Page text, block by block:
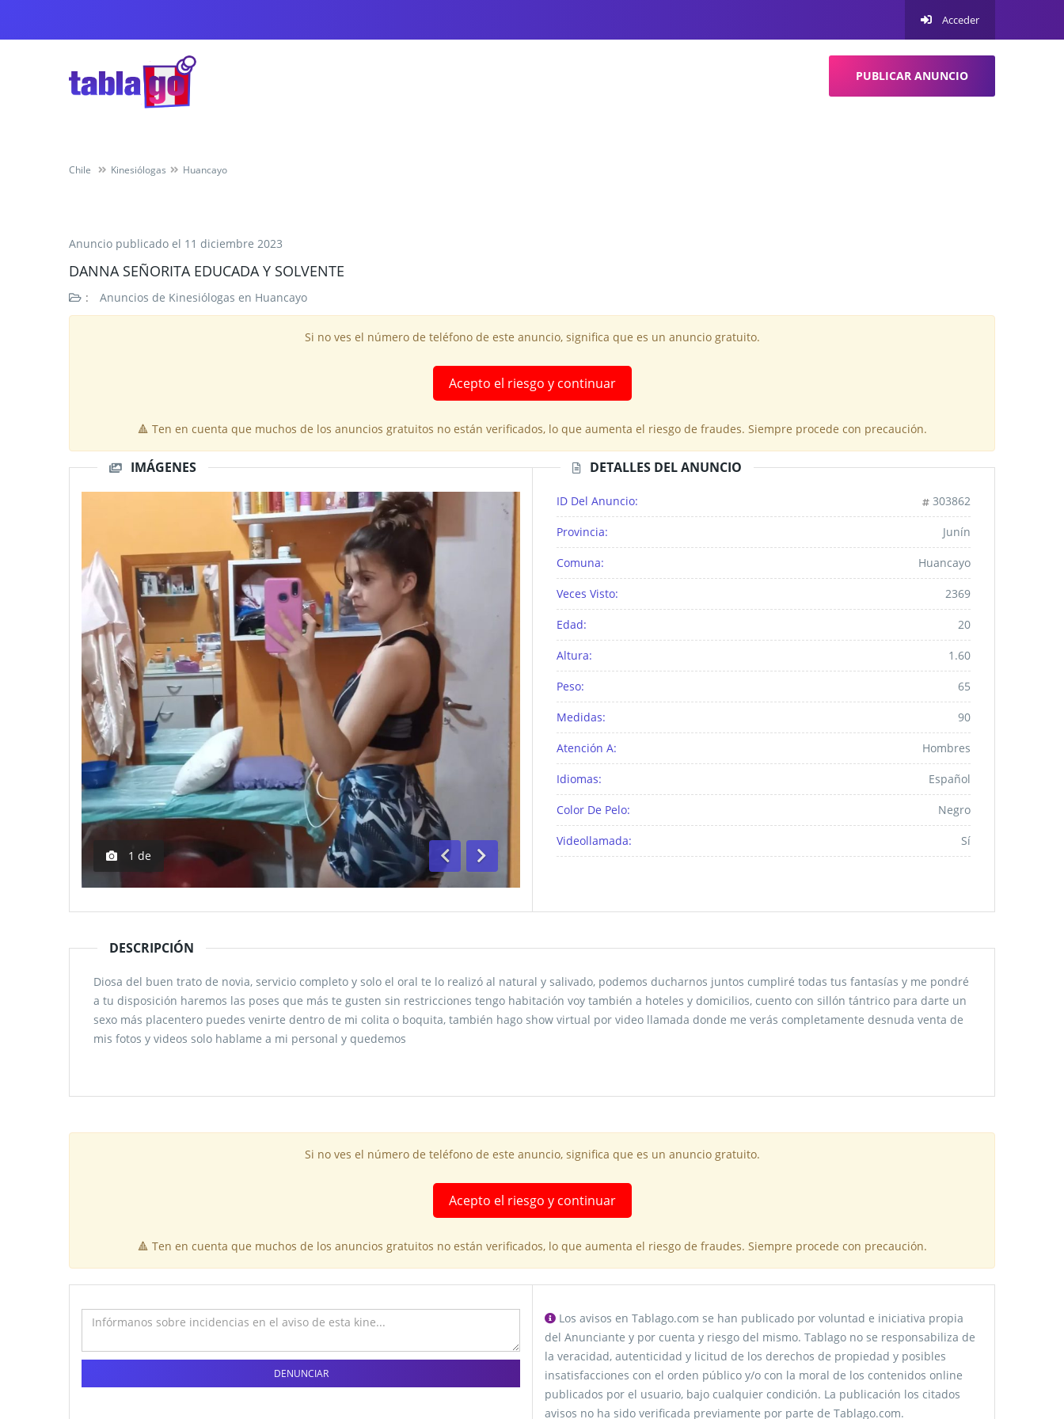
Acceder
PUBLICAR ANUNCIO
Chile Kinesiólogas Huancayo
Anuncio publicado el 11 diciembre 2023
DANNA SEÑORITA EDUCADA Y SOLVENTE
: Anuncios de Kinesiólogas en Huancayo
Si no ves el número de teléfono de este anuncio, significa que es un anuncio gratuito.
Acepto el riesgo y continuar
🔺 Ten en cuenta que muchos de los anuncios gratuitos no están verificados, lo que aumenta el riesgo de fraudes. Siempre procede con precaución.
IMÁGENES
1 de
AnteriorSiguiente
DETALLES DEL ANUNCIO
ID Del Anuncio: 303862
Provincia: Junín
Comuna: Huancayo
Veces Visto: 2369
Edad: 20
Altura: 1.60
Peso: 65
Medidas: 90
Atención A: Hombres
Idiomas: Español
Color De Pelo: Negro
Videollamada: Sí
DESCRIPCIÓN
Diosa del buen trato de novia, servicio completo y solo el oral te lo realizó al natural y salivado, podemos ducharnos juntos cumpliré todas tus fantasías y me pondré
a tu disposición haremos las poses que más te gusten sin restricciones tengo habitación voy también a hoteles y domicilios, cuento con sillón tántrico para darte un
sexo más placentero puedes venirte dentro de mi colita o boquita, también hago show virtual por video llamada donde me verás completamente desnuda venta de
mis fotos y videos solo hablame a mi personal y quedemos
Si no ves el número de teléfono de este anuncio, significa que es un anuncio gratuito.
Acepto el riesgo y continuar
🔺 Ten en cuenta que muchos de los anuncios gratuitos no están verificados, lo que aumenta el riesgo de fraudes. Siempre procede con precaución.
DENUNCIAR
Los avisos en Tablago.com se han publicado por voluntad e iniciativa propia
del Anunciante y por cuenta y riesgo del mismo. Tablago no se responsabiliza de
la veracidad, autenticidad y licitud de los derechos de propiedad y posibles
insatisfacciones con el orden público y/o con la moral de los contenidos online
publicados por el usuario, bajo cualquier condición. La publicación los citados
avisos no ha sido verificada previamente por parte de Tablago.com.